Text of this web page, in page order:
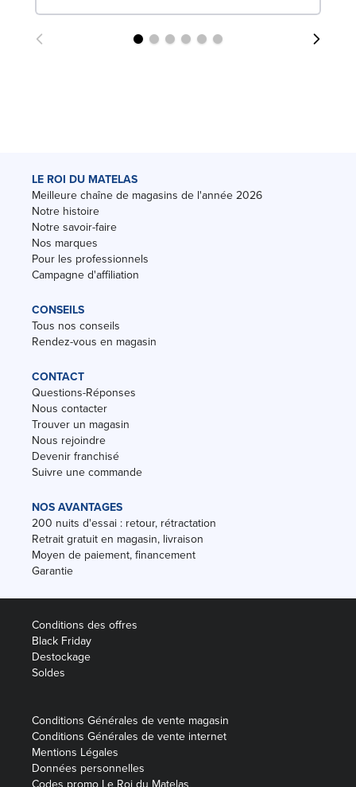
LE ROI DU MATELAS
Meilleure chaîne de magasins de l'année 2026
Notre histoire
Notre savoir-faire
Nos marques
Pour les professionnels
Campagne d'affiliation
CONSEILS
Tous nos conseils
Rendez-vous en magasin
CONTACT
Questions-Réponses
Nous contacter
Trouver un magasin
Nous rejoindre
Devenir franchisé
Suivre une commande
NOS AVANTAGES
200 nuits d'essai : retour, rétractation
Retrait gratuit en magasin, livraison
Moyen de paiement, financement
Garantie
Conditions des offres
Black Friday
Destockage
Soldes
Conditions Générales de vente magasin
Conditions Générales de vente internet
Mentions Légales
Données personnelles